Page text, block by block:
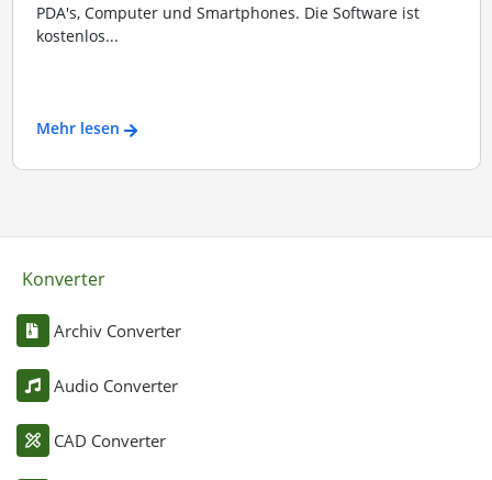
PDA's, Computer und Smartphones. Die Software ist
kostenlos...
Mehr lesen
Konverter
Archiv Converter
Audio Converter
CAD Converter